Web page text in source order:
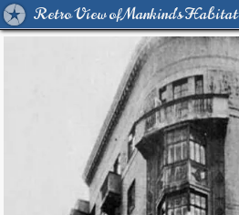
Retro View of Mankind's Habitat